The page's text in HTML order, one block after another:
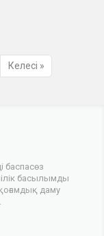
Келесі »
баспасөз
басылымды
даму